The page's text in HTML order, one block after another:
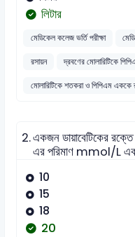
লিটার
মেডিকেল কলেজ ভর্তি পরীক্ষা
রসায়ন
দ্রবণের মোলারিটিকে
মোলারিটিকে শতকরা ও পিপিএম এককে
2.একজন ডায়াবেটিকের
এর পরিমাণ mmol/L
10
15
18
20